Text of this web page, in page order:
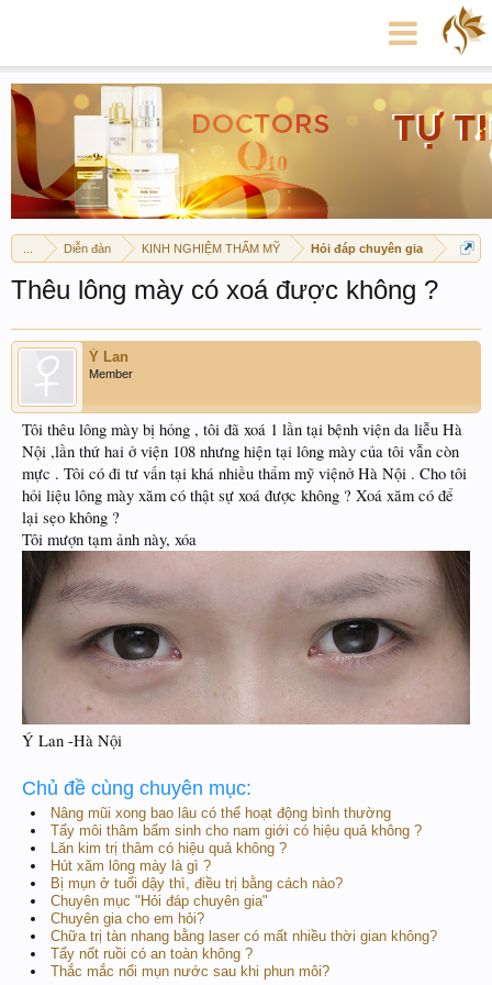
Diễn đàn KINH NGHIỆM THẨM MỸ Hỏi đáp chuyên gia
Thêu lông mày có xoá được không ?
Ý Lan
Member
Tôi thêu lông mày bị hỏng , tôi đã xoá 1 lần tại bệnh viện da liễu Hà
Nội ,lần thứ hai ở viện 108 nhưng hiện tại lông mày của tôi vẫn còn
mực . Tôi có đi tư vấn tại khá nhiều thẩm mỹ việnở Hà Nội . Cho tôi
hỏi liệu lông mày xăm có thật sự xoá được không ? Xoá xăm có để
lại sẹo không ?
Tôi mượn tạm ảnh này, xóa
Ý Lan -Hà Nội
Chủ đề cùng chuyên mục:
Nâng mũi xong bao lâu có thể hoạt động bình thường
Tẩy môi thâm bẩm sinh cho nam giới có hiệu quả không ?
Lăn kim trị thâm có hiệu quả không ?
Hút xăm lông mày là gì ?
Bị mụn ở tuổi dậy thì, điều trị bằng cách nào?
Chuyên mục "Hỏi đáp chuyên gia"
Chuyên gia cho em hỏi?
Chữa trị tàn nhang bằng laser có mất nhiều thời gian không?
Tẩy nốt ruồi có an toàn không ?
Thắc mắc nổi mụn nước sau khi phun môi?